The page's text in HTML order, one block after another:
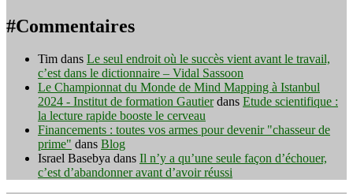
#Commentaires
Tim dans Le seul endroit où le succès vient avant le travail,
c’est dans le dictionnaire – Vidal Sassoon
Le Championnat du Monde de Mind Mapping à Istanbul
2024 - Institut de formation Gautierdans Etude scientifique :
la lecture rapide booste le cerveau
Financements : toutes vos armes pour devenir "chasseur de
prime" dans Blog
Israel Basebya dans Il n’y a qu’une seule façon d’échouer,
c’est d’abandonner avant d’avoir réussi